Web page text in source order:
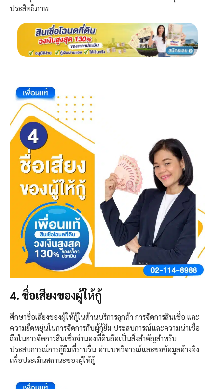
ประสิทธิภาพ
4. ชื่อเสียงของผู้ให้กู้
ศึกษาชื่อเสียงของผู้ให้กู้ในด้านบริการลูกค้า การจัดการสินเชื่อ และ
ความยืดหยุ่นในการจัดการกับผู้กู้ยืม ประสบการณ์และความน่าเชื่อ
ถือในการจัดการสินเชื่อจำนองที่ดินถือเป็นสิ่งสำคัญสำหรับ
ประสบการณ์การกู้ยืมที่ราบรื่น อ่านบทวิจารณ์และขอข้อมูลอ้างอิง
เพื่อประเมินสถานะของผู้ให้กู้